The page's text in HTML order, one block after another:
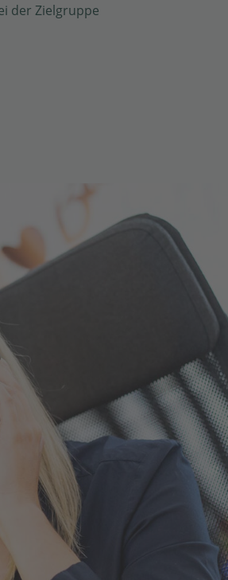
der Zielgruppe